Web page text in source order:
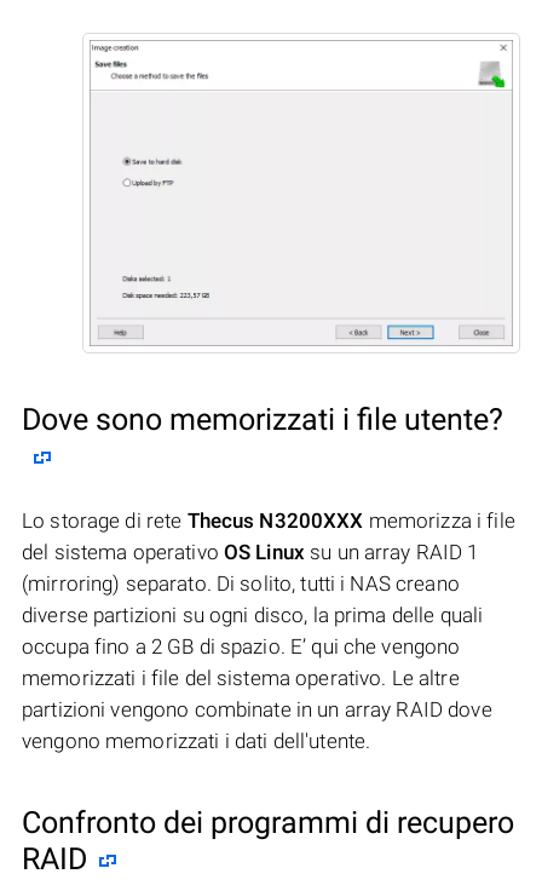
Dove sono memorizzati i file utente?
Lo storage di rete Thecus N3200XXX memorizza i file
del sistema operativo OS Linux su un array RAID 1
(mirroring) separato. Di solito, tutti i NAS creano
diverse partizioni su ogni disco, la prima delle quali
occupa fino a 2 GB di spazio. E’ qui che vengono
memorizzati i file del sistema operativo. Le altre
partizioni vengono combinate in un array RAID dove
vengono memorizzati i dati dell'utente.
Confronto dei programmi di recupero
RAID